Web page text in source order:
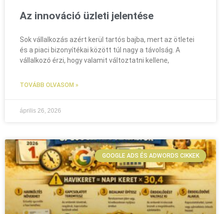
Az innováció üzleti jelentése
Sok vállalkozás azért kerül tartós bajba, mert az ötletei
és a piaci bizonyítékai között túl nagy a távolság. A
vállalkozó érzi, hogy valamit változtatni kellene,
TOVÁBB OLVASOM »
április 26, 2026
GOOGLE ADS ÉS ADWORDS CIKKEK